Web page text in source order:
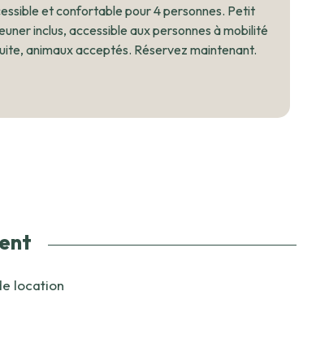
et confortable pour 4 personnes. Petit
inclus, accessible aux personnes à mobilité
animaux acceptés. Réservez maintenant.
location